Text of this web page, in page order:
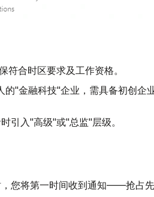
符合时区要求及工作资格。
的"金融科技"企业，需具备初创企
引入"高级"或"总监"层级。
您将第一时间收到通知——抢占先